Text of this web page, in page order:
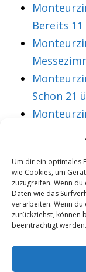
Um dir ein optimales
wie Cookies, um
zuzugreifen. Wenn
Daten wie das
verarbeiten. Wenn
zurückziehst, können
beeinträchtigt werden.
Bereits
Schon 21
Über 36
VORHERIGER
Lingen
W-Lan & TV.